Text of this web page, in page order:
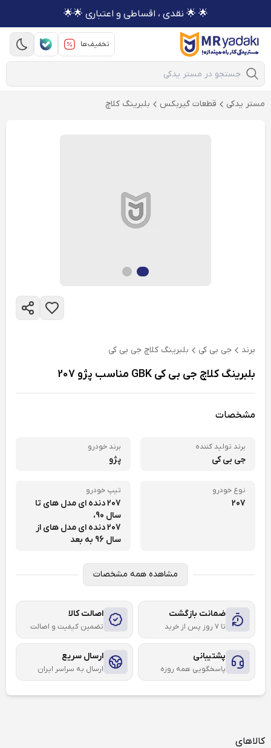
🌟 🌟 نقدی ، اقساطی و اعتباری 🌟🌟
تخفیف‌ها
Mobile Search
مستر یدکی قطعات گیربکس بلبرینگ کلاچ
برند جی بی کی بلبرینگ کلاچ جی بی کی
بلبرینگ کلاچ جی بی کی GBK مناسب پژو 207
مشخصات
برند تولید کننده
جی بی کی
برند خودرو
پژو
نوع خودرو
207
تیپ خودرو
207 دنده ای مدل های تا
سال 90،
207 دنده ای مدل های از
سال 96 به بعد
مشاهده همه مشخصات
ضمانت بازگشت
تا ۷ روز پس از خرید
اصالت کالا
تضمین کیفیت و اصالت
پشتیبانی
پاسخگویی همه روزه
ارسال سریع
ارسال به سراسر ایران
کالاهای